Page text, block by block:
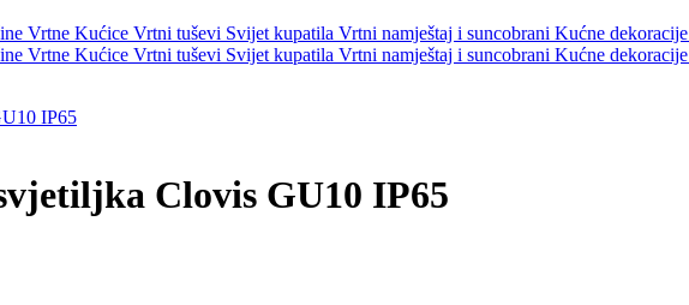
Vrtne Kućice Vrtni tuševi Svijet kupatila Vrtni namještaj i suncobrani Kućne dekoracije
Vrtne Kućice Vrtni tuševi Svijet kupatila Vrtni namještaj i suncobrani Kućne dekoracije
IP65
Clovis GU10 IP65